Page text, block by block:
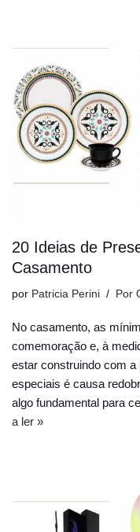
20 Ideias de
Casamento
por Patricia Perini Por
No casamento, as
comemoração e, à
estar construindo com
especiais é causa
algo fundamental para
a ler »